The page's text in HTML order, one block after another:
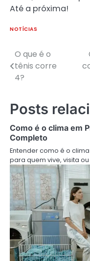
Até a próxima!
NOTÍCIAS
Navegação
de
O que é o
tênis corre
4?
Posts
Como é o clima em
Completo
Entender como é o
para quem vive, visita